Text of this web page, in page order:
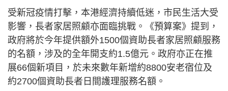
受新冠疫情打擊，本港經濟持續低迷，市民生活大受
影響，長者家居照顧亦面臨挑戰。《預算案》提到，
政府將於今年提供額外1500個資助長者家居照顧服務
的名額，涉及的全年開支約1.5億元。政府亦正在推
展66個新項目，於未來數年新增約8800安老宿位及
約2700個資助長者日間護理服務名額。